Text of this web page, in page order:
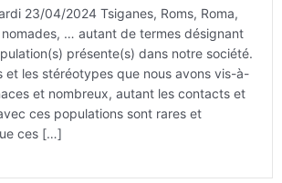
23/04/2024 Tsiganes, Roms, Roma,
nomades, … autant de termes désignant
présente(s) dans notre société.
et les stéréotypes que nous avons vis-à-
et nombreux, autant les contacts et
ces populations sont rares et
ces […]